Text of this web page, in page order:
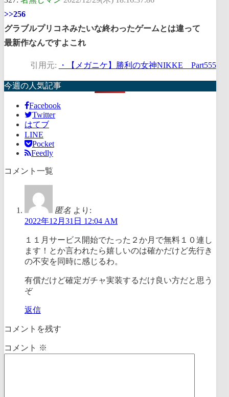
>>256
グラブルプリコネみたいな終わったゲームとは違って
最新作なんですよこれ
引用元: ・【メガニケ】勝利の女神NIKKE Part555
今週の人気記事
Facebook
Twitter
はてブ
LINE
Pocket
Feedly
コメント一覧
匿名 より:
2022年12月31日 12:04 AM
１１月サービス開始でたった２か月で無料１０連し
ます！とか言われたら嬉しいのは確かだけど先行き
の不安を同時に感じるわ。
有償だけど確定ガチャ実装するだけ良い方だと思う
ぞ
返信
コメントを残す
コメント ※